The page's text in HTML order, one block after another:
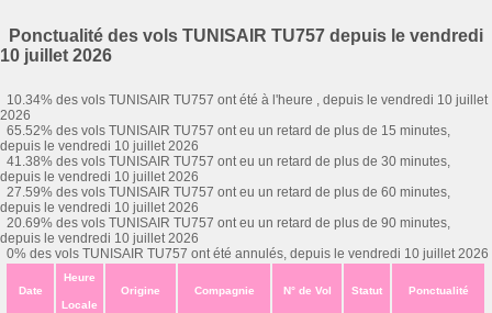
Ponctualité des vols TUNISAIR TU757 depuis le vendredi
10 juillet 2026
10.34% des vols TUNISAIR TU757 ont été à l'heure , depuis le vendredi 10 juillet
2026
65.52% des vols TUNISAIR TU757 ont eu un retard de plus de 15 minutes,
depuis le vendredi 10 juillet 2026
41.38% des vols TUNISAIR TU757 ont eu un retard de plus de 30 minutes,
depuis le vendredi 10 juillet 2026
27.59% des vols TUNISAIR TU757 ont eu un retard de plus de 60 minutes,
depuis le vendredi 10 juillet 2026
20.69% des vols TUNISAIR TU757 ont eu un retard de plus de 90 minutes,
depuis le vendredi 10 juillet 2026
0% des vols TUNISAIR TU757 ont été annulés, depuis le vendredi 10 juillet 2026
Date
Heure
Locale
Origine Compagnie N° de Vol Statut Ponctualité